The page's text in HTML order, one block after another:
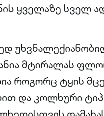
ყველაზე სველ
მტირალას
როგორც ტყის
და კოლხური